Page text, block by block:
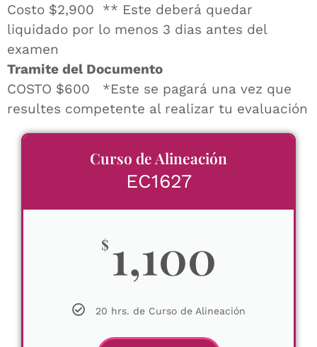
Costo $2,900 ** Este deberá quedar
liquidado por lo menos 3 dias antes del
examen
Tramite del Documento
COSTO $600 *Este se pagará una vez que
resultes competente al realizar tu evaluación
Curso de Alineación
EC1627
$ 1,100
20 hrs. de Curso de Alineación